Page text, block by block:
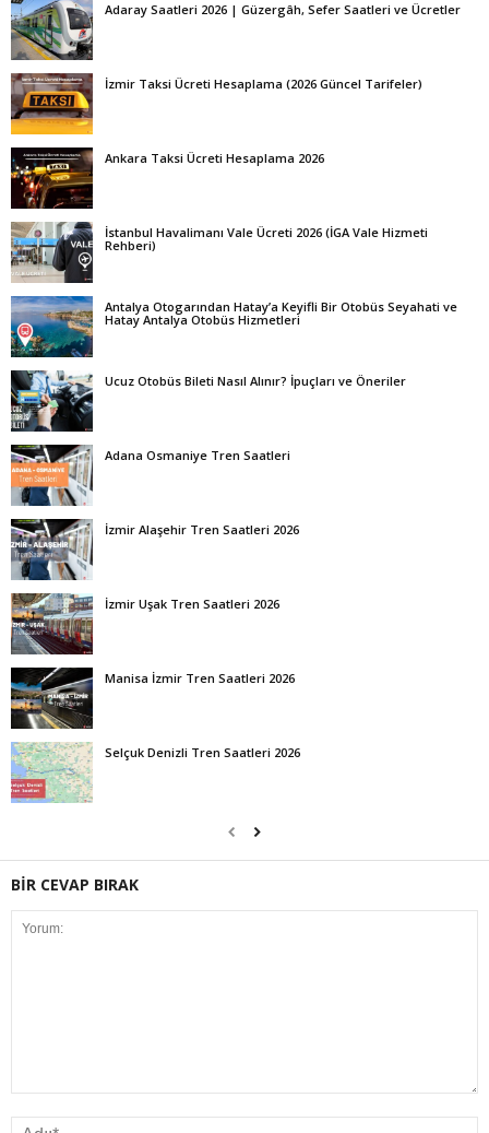
Adaray Saatleri 2026 | Güzergâh, Sefer Saatleri ve Ücretler
İzmir Taksi Ücreti Hesaplama (2026 Güncel Tarifeler)
Ankara Taksi Ücreti Hesaplama 2026
İstanbul Havalimanı Vale Ücreti 2026 (İGA Vale Hizmeti
Rehberi)
Antalya Otogarından Hatay’a Keyifli Bir Otobüs Seyahati ve
Hatay Antalya Otobüs Hizmetleri
Ucuz Otobüs Bileti Nasıl Alınır? İpuçları ve Öneriler
Adana Osmaniye Tren Saatleri
İzmir Alaşehir Tren Saatleri 2026
İzmir Uşak Tren Saatleri 2026
Manisa İzmir Tren Saatleri 2026
Selçuk Denizli Tren Saatleri 2026
BİR CEVAP BIRAK